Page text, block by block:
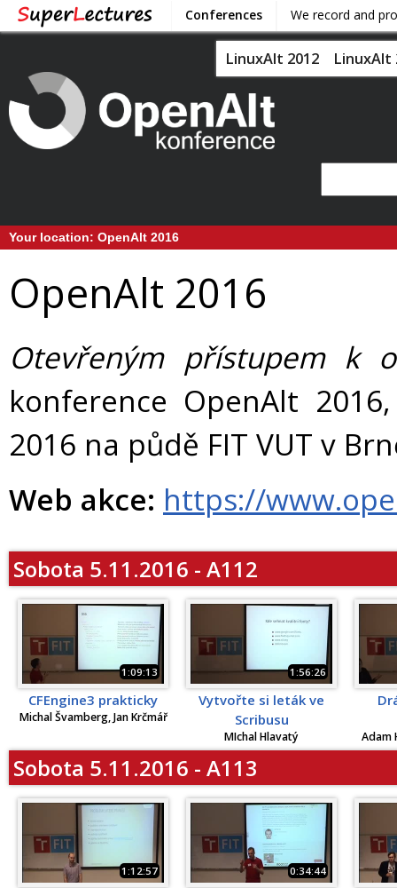
Conferences We record and
LinuxAlt 2012 LinuxAlt
Your location: OpenAlt 2016
OpenAlt 2016
Otevřeným přístupem k
konference OpenAlt
2016 na půdě FIT VUT v
Web akce: https://
Sobota 5.11.2016 - A112
1:09:13
CFEngine3 prakticky
Michal Švamberg, Jan Krčmář
1:56:26
Vytvořte si leták ve
Scribusu
MIchal Hlavatý Adam
Sobota 5.11.2016 - A113
1:12:57 0:34:44